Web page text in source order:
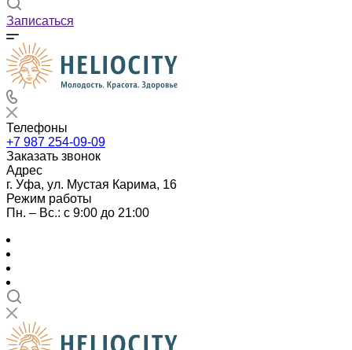
Записаться
Телефоны
+7 987 254-09-09
Заказать звонок
Адрес
г. Уфа, ул. Мустая Карима, 16
Режим работы
Пн. – Вс.: с 9:00 до 21:00